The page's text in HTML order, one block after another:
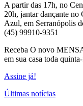
A partir das 17h, no
20h, jantar dançante
Azul, em Serranópolis
(45) 99910-9351
Receba O novo
em sua casa toda
Assine já!
Últimas notícias